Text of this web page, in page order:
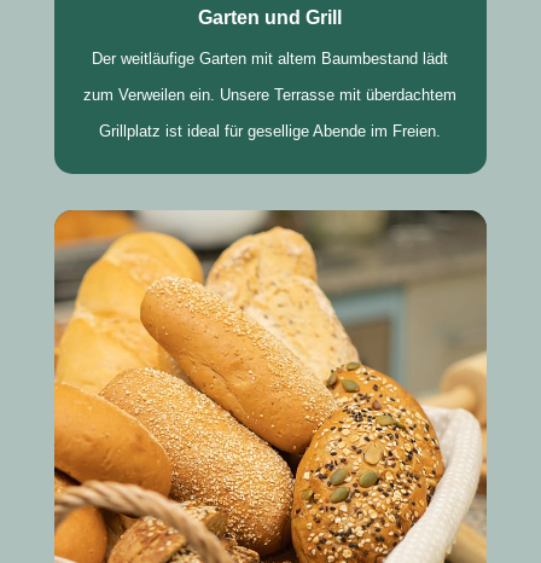
Garten und Grill
Der weitläufige Garten mit altem Baumbestand lädt
zum Verweilen ein. Unsere Terrasse mit überdachtem
Grillplatz ist ideal für gesellige Abende im Freien.